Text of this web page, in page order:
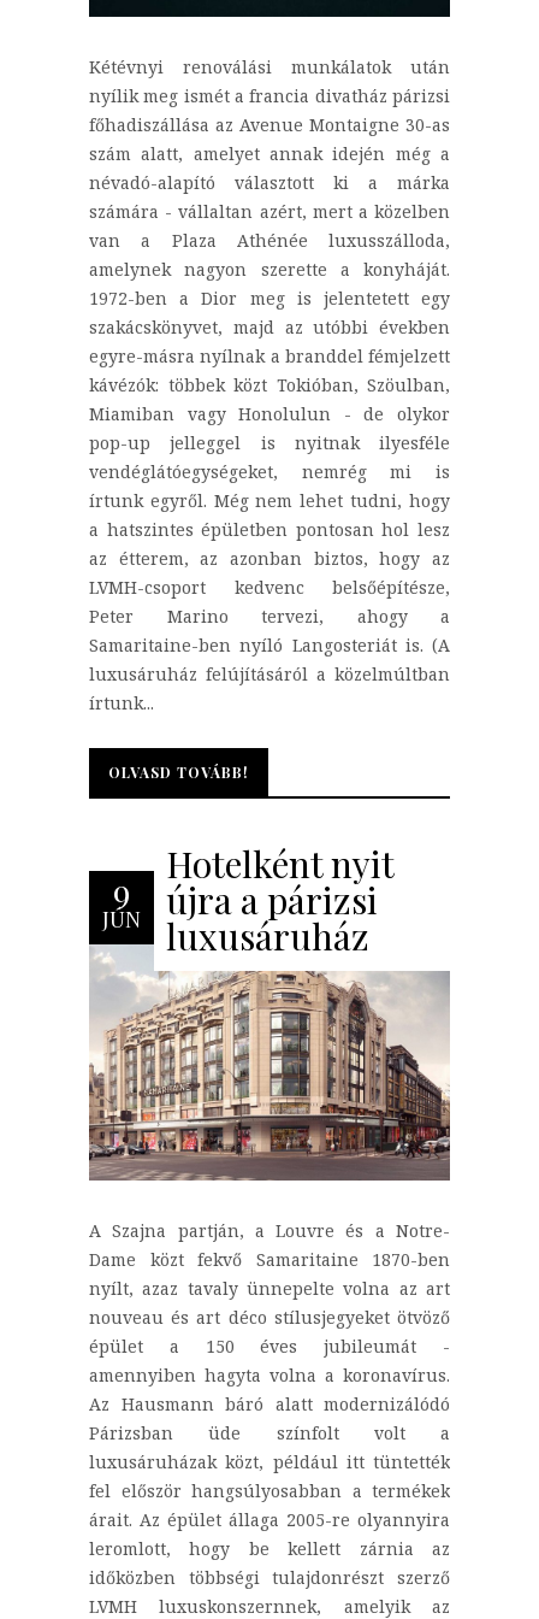
Kétévnyi renoválási munkálatok után
nyílik meg ismét a francia divatház párizsi
főhadiszállása az Avenue Montaigne 30-as
szám alatt, amelyet annak idején még a
névadó-alapító választott ki a márka
számára - vállaltan azért, mert a közelben
van a Plaza Athénée luxusszálloda,
amelynek nagyon szerette a konyháját.
1972-ben a Dior meg is jelentetett egy
szakácskönyvet, majd az utóbbi években
egyre-másra nyílnak a branddel fémjelzett
kávézók: többek közt Tokióban, Szöulban,
Miamiban vagy Honolulun - de olykor
pop-up jelleggel is nyitnak ilyesféle
vendéglátóegységeket, nemrég mi is
írtunk egyről. Még nem lehet tudni, hogy
a hatszintes épületben pontosan hol lesz
az étterem, az azonban biztos, hogy az
LVMH-csoport kedvenc belsőépítésze,
Peter Marino tervezi, ahogy a
Samaritaine-ben nyíló Langosteriát is. (A
luxusáruház felújításáról a közelmúltban
írtunk...
OLVASD TOVÁBB!
OLVASD TOVÁBB!
9
JÚN
Hotelként nyit
újra a párizsi
luxusáruház
A Szajna partján, a Louvre és a Notre-
Dame közt fekvő Samaritaine 1870-ben
nyílt, azaz tavaly ünnepelte volna az art
nouveau és art déco stílusjegyeket ötvöző
épület a 150 éves jubileumát -
amennyiben hagyta volna a koronavírus.
Az Hausmann báró alatt modernizálódó
Párizsban üde színfolt volt a
luxusáruházak közt, például itt tüntették
fel először hangsúlyosabban a termékek
árait. Az épület állaga 2005-re olyannyira
leromlott, hogy be kellett zárnia az
időközben többségi tulajdonrészt szerző
LVMH luxuskonszernnek, amelyik az